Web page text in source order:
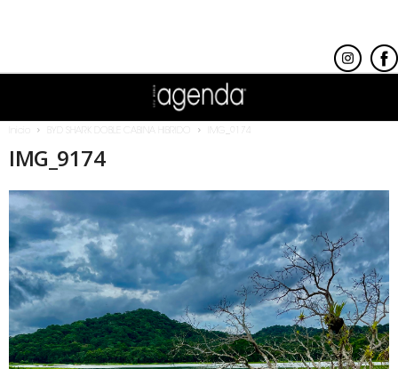
BYD SHARK DOBLE CABINA HIBRIDO IMG_9174
IMG_9174